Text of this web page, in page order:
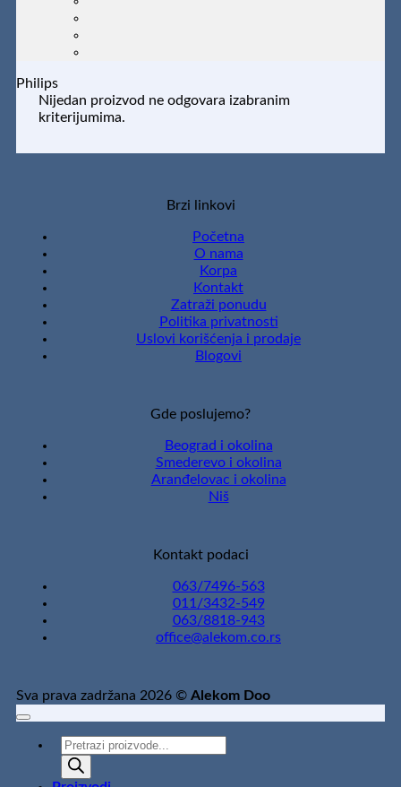
Philips
Nijedan proizvod ne odgovara izabranim
kriterijumima.
Brzi linkovi
Početna
O nama
Korpa
Kontakt
Zatraži ponudu
Politika privatnosti
Uslovi korišćenja i prodaje
Blogovi
Gde poslujemo?
Beograd i okolina
Smederevo i okolina
Aranđelovac i okolina
Niš
Kontakt podaci
063/7496-563
011/3432-549
063/8818-943
office@alekom.co.rs
Sva prava zadržana 2026 © Alekom Doo
Products
search